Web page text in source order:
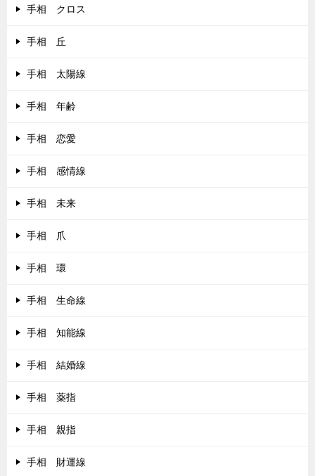
手相 クロス
手相 丘
手相 太陽線
手相 年齢
手相 恋愛
手相 感情線
手相 未来
手相 爪
手相 環
手相 生命線
手相 知能線
手相 結婚線
手相 薬指
手相 親指
手相 財運線